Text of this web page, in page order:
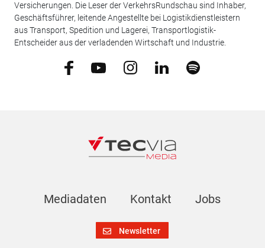
Versicherungen. Die Leser der VerkehrsRundschau sind Inhaber,
Geschäftsführer, leitende Angestellte bei Logistikdienstleistern
aus Transport, Spedition und Lagerei, Transportlogistik-
Entscheider aus der verladenden Wirtschaft und Industrie.
Mediadaten Kontakt Jobs
Newsletter